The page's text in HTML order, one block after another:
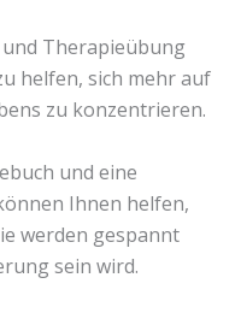
Therapieübung
helfen, sich mehr auf
zu konzentrieren.
und eine
Ihnen helfen,
werden gespannt
sein wird.